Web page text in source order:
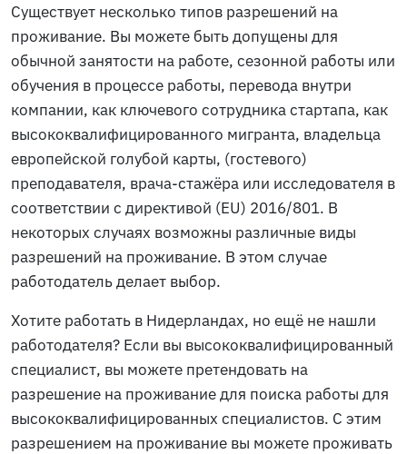
Существует несколько типов разрешений на
проживание. Вы можете быть допущены для
обычной занятости на работе, сезонной работы или
обучения в процессе работы, перевода внутри
компании, как ключевого сотрудника стартапа, как
высококвалифицированного мигранта, владельца
европейской голубой карты, (гостевого)
преподавателя, врача-стажёра или исследователя в
соответствии с директивой (EU) 2016/801. В
некоторых случаях возможны различные виды
разрешений на проживание. В этом случае
работодатель делает выбор.
Хотите работать в Нидерландах, но ещё не нашли
работодателя? Если вы высококвалифицированный
специалист, вы можете претендовать на
разрешение на проживание для поиска работы для
высококвалифицированных специалистов. С этим
разрешением на проживание вы можете проживать